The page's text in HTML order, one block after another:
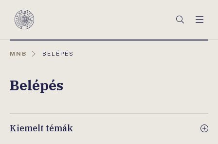
Magyar
Keresés
MNB
AKTUÁLIS
BELÉPÉS
Belépés
Kiemelt témák